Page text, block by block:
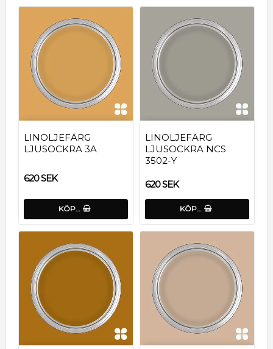
LINOLJEFÄRG
LJUSOCKRA 3A
620 SEK
KÖP…
LINOLJEFÄRG
LJUSOCKRA NCS
3502-Y
620 SEK
KÖP…